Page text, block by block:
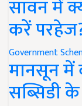
सावन में
करें
Government
मानसून में
सब्सिडी